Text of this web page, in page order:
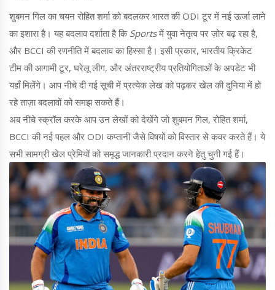
शुबमन गिल का चयन रोहित शर्मा को बदलकर भारत की ODI टूर में नई ऊर्जा लाने
का इशारा है। यह बदलाव दर्शाता है कि Sportsमें युवा नेतृत्व पर ज़ोर बढ़ रहा है,
और BCCI की रणनीति में बदलाव का हिस्सा है। इसी प्रकार, भारतीय क्रिकेट
टीम की आगामी टूर, घरेलू लीग, और अंतरराष्ट्रीय प्रतियोगिताओं के अपडेट भी
यहाँ मिलेंगे। आप नीचे दी गई सूची में प्रत्येक लेख को पढ़कर खेल की दुनिया में हो
रहे ताज़ा बदलावों को समझ सकते हैं।
अब नीचे स्क्रॉल करके आप उन लेखों को देखेंगे जो शुबमन गिल, रोहित शर्मा,
BCCI की नई पहल और ODI कप्तानी जैसे विषयों को विस्तार से कवर करते हैं। ये
सभी सामग्री खेल प्रेमियों को समृद्ध जानकारी प्रदान करने हेतु चुनी गई हैं।